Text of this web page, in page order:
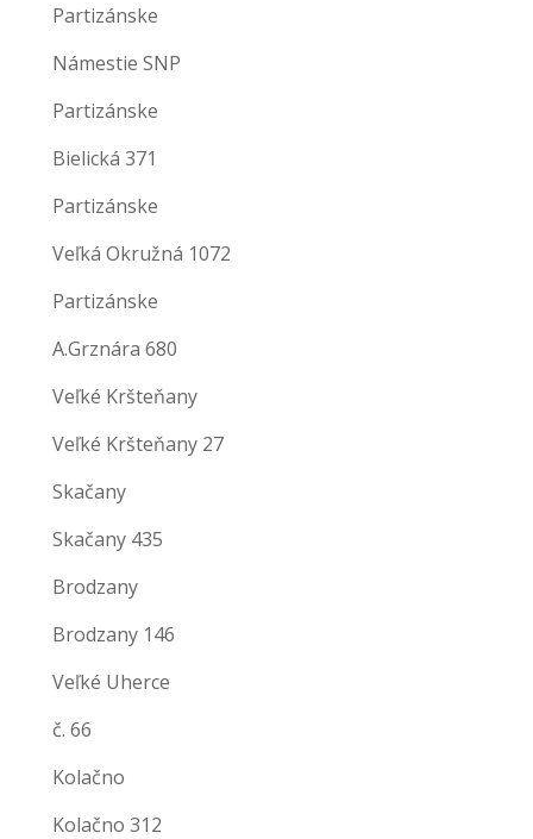
Partizánske
Námestie SNP
Partizánske
Bielická 371
Partizánske
Veľká Okružná 1072
Partizánske
A.Grznára 680
Veľké Kršteňany
Veľké Kršteňany 27
Skačany
Skačany 435
Brodzany
Brodzany 146
Veľké Uherce
č. 66
Kolačno
Kolačno 312